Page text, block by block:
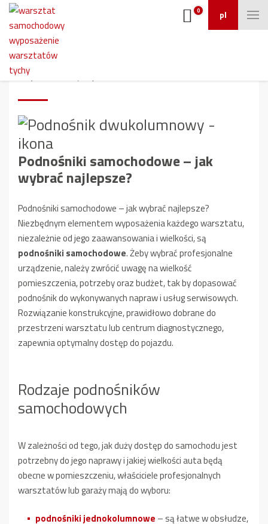
pl
0
Podnośniki samochodowe – jak
wybrać najlepsze?
Podnośniki samochodowe – jak
wybrać najlepsze?
Podnośniki samochodowe – jak wybrać najlepsze?
Niezbędnym elementem wyposażenia każdego warsztatu,
niezależnie od jego zaawansowania i wielkości, są
podnośniki samochodowe. Żeby wybrać profesjonalne
urządzenie, należy zwrócić uwagę na wielkość
pomieszczenia, potrzeby oraz budżet, tak by dopasować
podnośnik do wykonywanych napraw i usług serwisowych.
Rozwiązanie konstrukcyjne, prawidłowo dobrane do
przestrzeni warsztatu lub centrum diagnostycznego,
zapewnia optymalny dostęp do pojazdu.
Rodzaje podnośników
samochodowych
W zależności od tego, jak duży dostęp do samochodu jest
potrzebny do jego naprawy i jakiej wielkości auta będą
obecne w pomieszczeniu, właściciele profesjonalnych
warsztatów lub garaży mają do wyboru:
podnośnikijednokolumnowe – są łatwe w obsłudze,